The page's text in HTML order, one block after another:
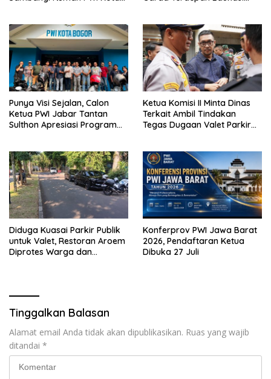
Punya Visi Sejalan, Calon
Ketua PWI Jabar Tantan
Sulthon Apresiasi Program
Ketua Komisi II Minta Dinas
Terkait Ambil Tindakan
Tegas Dugaan Valet Parkir
Diduga Kuasai Parkir Publik
untuk Valet, Restoran Aroem
Diprotes Warga dan
Konferprov PWI Jawa Barat
2026, Pendaftaran Ketua
Dibuka 27 Juli
Tinggalkan Balasan
Alamat email Anda tidak akan dipublikasikan. Ruas yang wajib
ditandai *